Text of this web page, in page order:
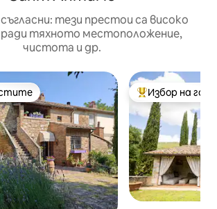
тези престои са високо
тяхното местоположение,
чистота и др.
избор на гостите Най-популярен
Избор на